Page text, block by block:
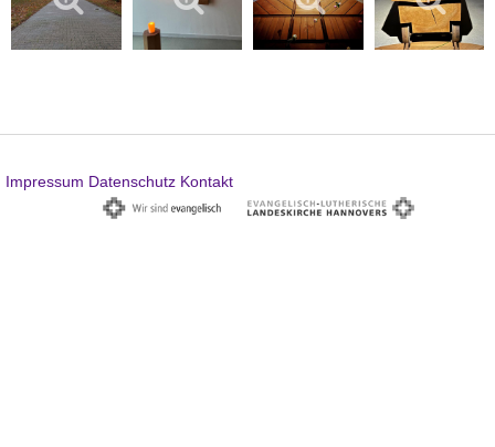
Impressum Datenschutz Kontakt